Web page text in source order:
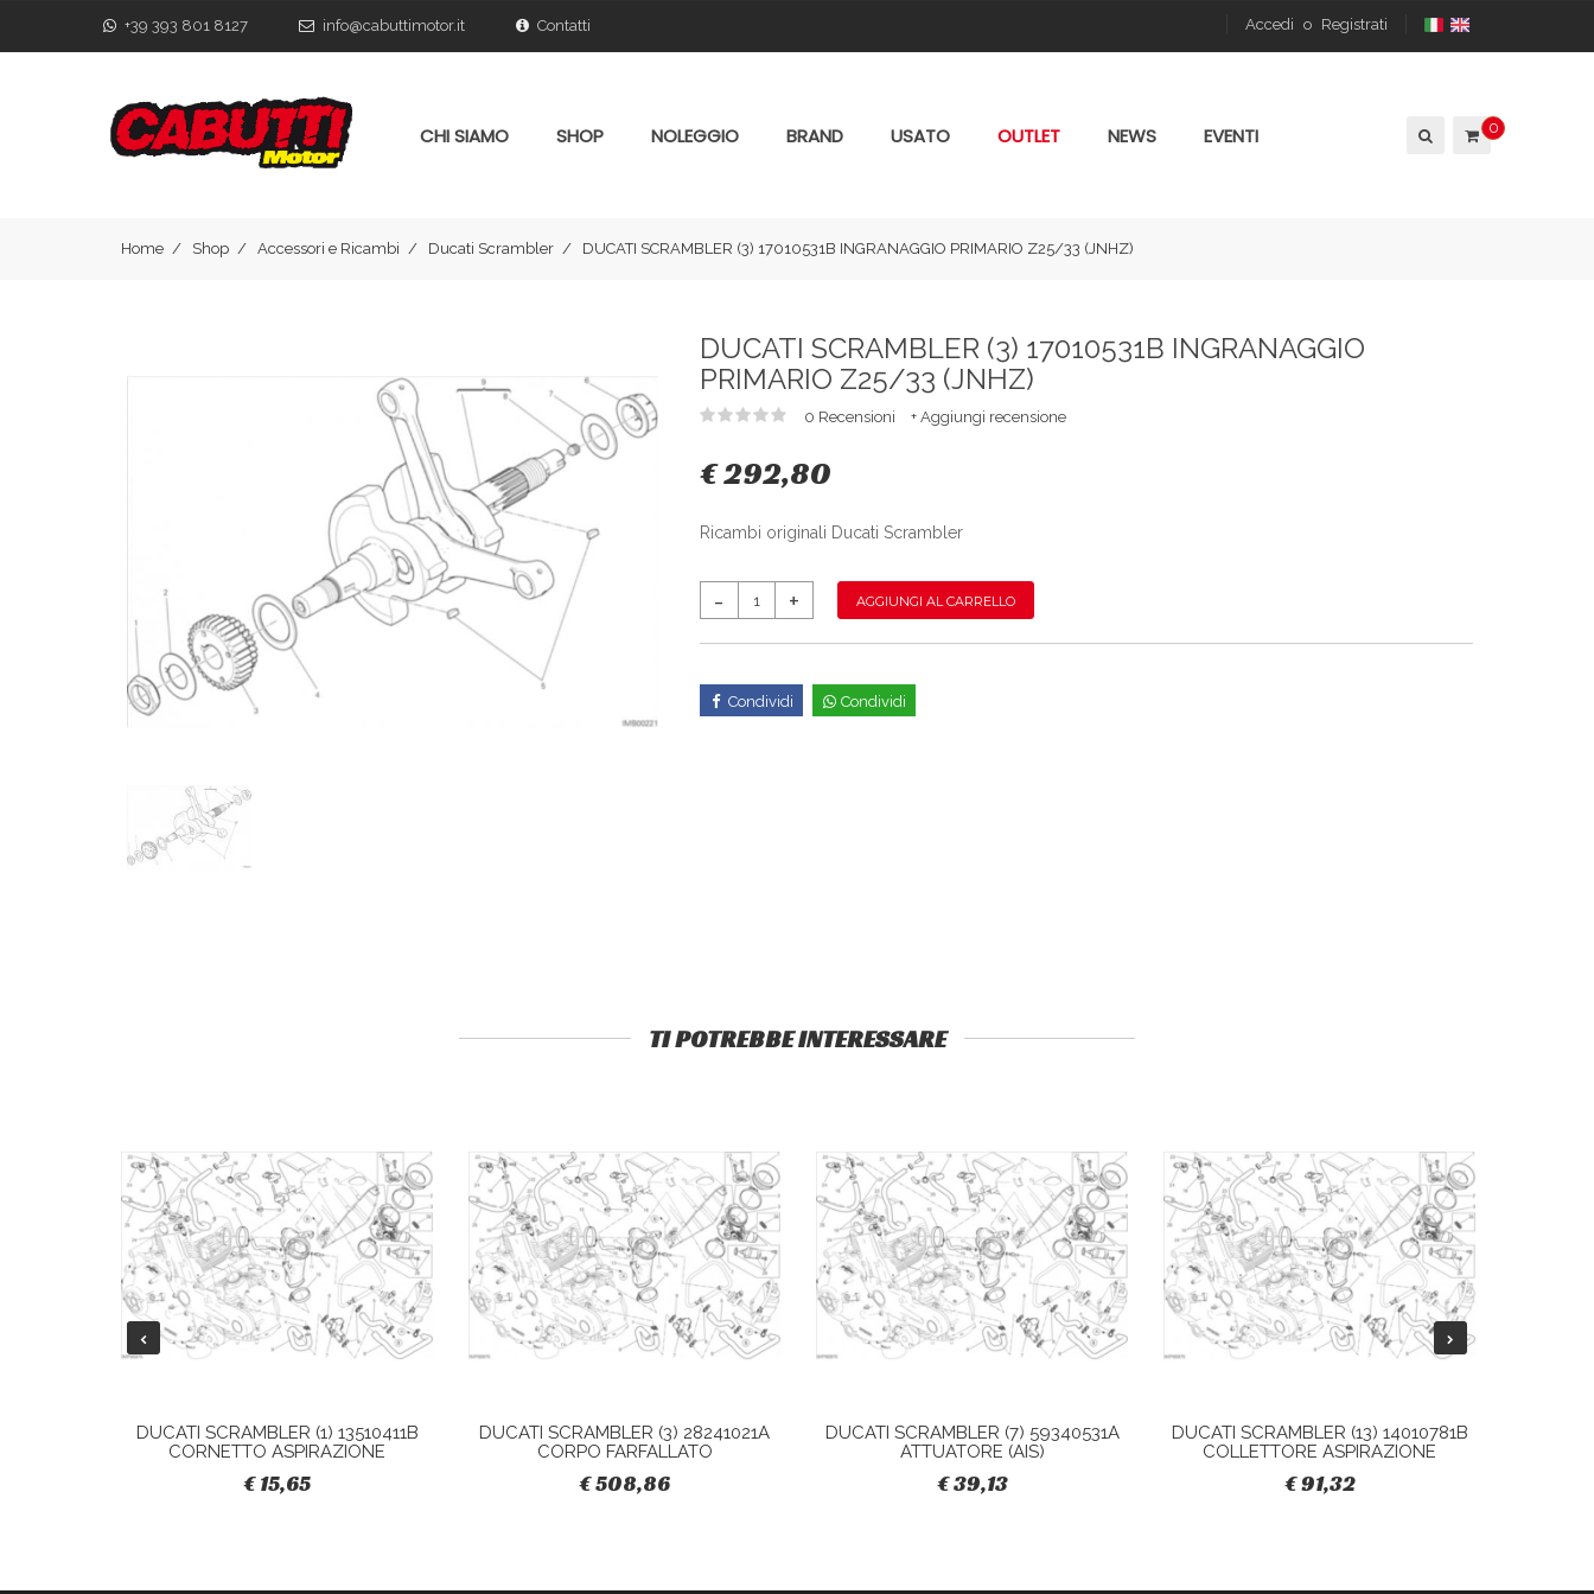
+39 393 801 8127 info@cabuttimotor.it Contatti Accedi o Registrati
0
CHI SIAMO SHOP NOLEGGIO BRAND USATO OUTLET NEWS EVENTI
Home Shop Accessori e Ricambi Ducati Scrambler DUCATI SCRAMBLER (3) 17010531B INGRANAGGIO PRIMARIO Z25/33 (JNHZ)
DUCATI SCRAMBLER (3) 17010531B INGRANAGGIO
PRIMARIO Z25/33 (JNHZ)
0 Recensioni + Aggiungi recensione
€ 292,80
Ricambi originali Ducati Scrambler
AGGIUNGI AL CARRELLO
Condividi Condividi
TI POTREBBE INTERESSARE
DUCATI SCRAMBLER (1) 13510411B
CORNETTO ASPIRAZIONE
€ 15,65
DUCATI SCRAMBLER (3) 28241021A
CORPO FARFALLATO
€ 508,86
DUCATI SCRAMBLER (7) 59340531A
ATTUATORE (AIS)
€ 39,13
DUCATI SCRAMBLER (13) 14010781B
COLLETTORE ASPIRAZIONE
€ 91,32